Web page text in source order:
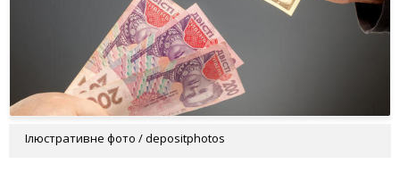
Ілюстративне фото / depositphotos